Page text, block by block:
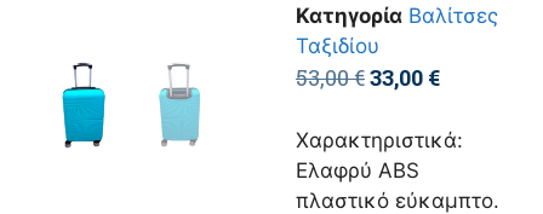
Κατηγορία Βαλίτσες
Ταξιδίου
53,00€33,00 €
Χαρακτηριστικά:
Ελαφρύ ABS
πλαστικό εύκαμπτο.